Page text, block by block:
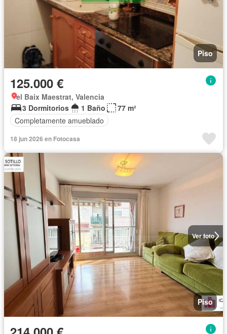
Piso
125.000 €
el Baix Maestrat, Valencia
3 Dormitorios
1 Baño
77 m²
Completamente amueblado
18 jun 2026 en Fotocasa
Ver foto
Piso